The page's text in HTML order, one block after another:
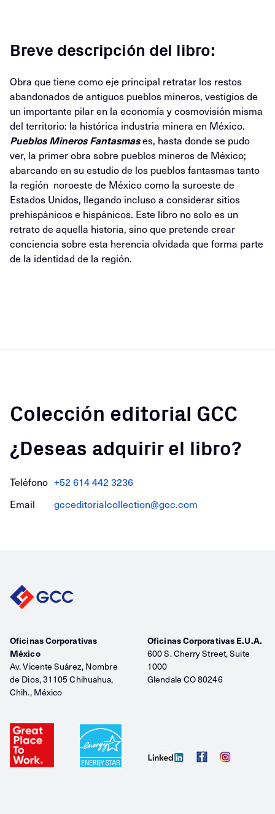
Breve descripción del libro:
Obra que tiene como eje principal retratar los restos
abandonados de antiguos pueblos mineros, vestigios de
un importante pilar en la economía y cosmovisión misma
del territorio: la histórica industria minera en México.
Pueblos Mineros Fantasmases, hasta donde se pudo
ver, la primer obra sobre pueblos mineros de México;
abarcando en su estudio de los pueblos fantasmas tanto
la región noroeste de México como la suroeste de
Estados Unidos, llegando incluso a considerar sitios
prehispánicos e hispánicos. Este libro no solo es un
retrato de aquella historia, sino que pretende crear
conciencia sobre esta herencia olvidada que forma parte
de la identidad de la región.
Colección editorial GCC
¿Deseas adquirir el libro?
Teléfono +52 614 442 3236
Email
gcceditorialcollection@gcc.com
Oficinas Corporativas
México
Av. Vicente Suárez, Nombre
de Dios, 31105 Chihuahua,
Chih., México
Oficinas Corporativas E.U.A.
600 S. Cherry Street, Suite
1000
Glendale CO 80246